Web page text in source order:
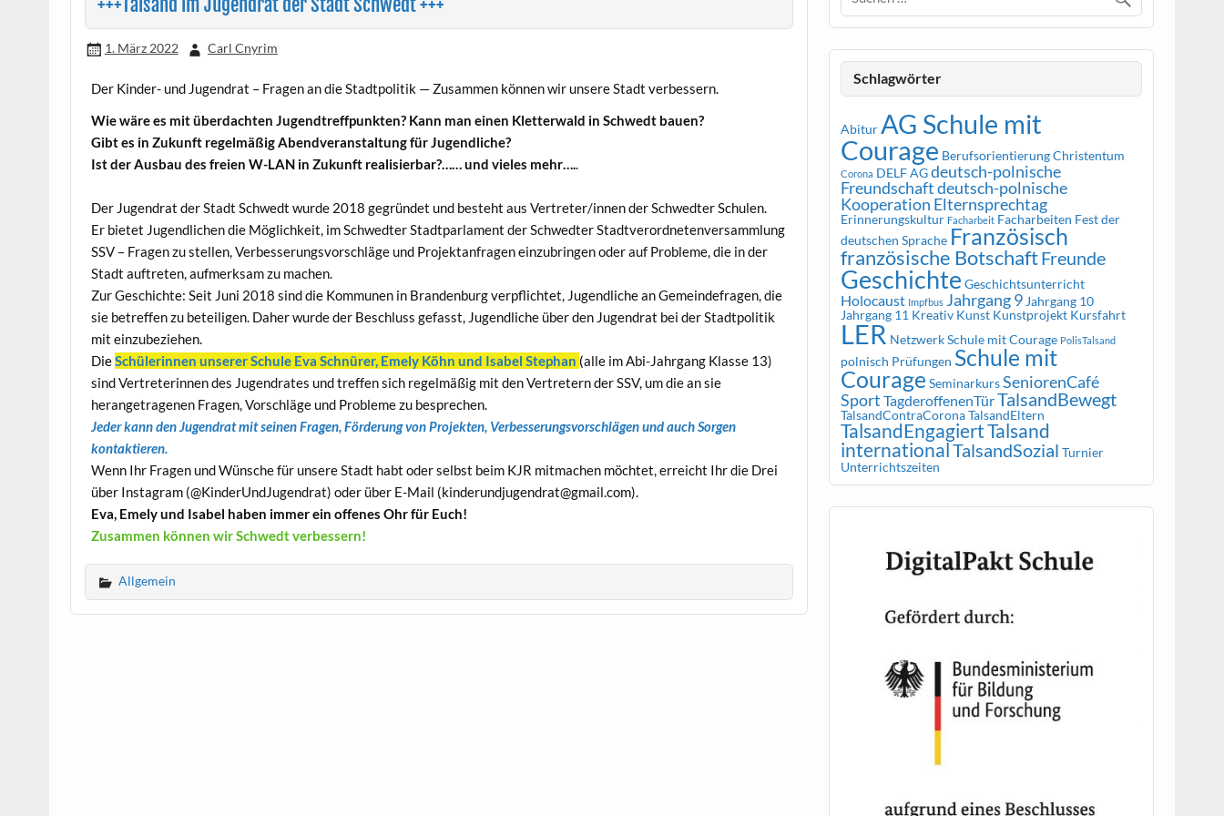
1. März 2022 Carl Cnyrim
Der Kinder- und Jugendrat – Fragen an die Stadtpolitik — Zusammen können wir unsere Stadt verbessern.
Wie wäre es mit überdachten Jugendtreffpunkten? Kann man einen Kletterwald in Schwedt bauen?
Gibt es in Zukunft regelmäßig Abendveranstaltung für Jugendliche?
Ist der Ausbau des freien W-LAN in Zukunft realisierbar?…… und vieles mehr…..
Der Jugendrat der Stadt Schwedt wurde 2018 gegründet und besteht aus Vertreter/innen der Schwedter Schulen.
Er bietet Jugendlichen die Möglichkeit, im Schwedter Stadtparlament der Schwedter Stadtverordnetenversammlung
SSV – Fragen zu stellen, Verbesserungsvorschläge und Projektanfragen einzubringen oder auf Probleme, die in der
Stadt auftreten, aufmerksam zu machen.
Zur Geschichte: Seit Juni 2018 sind die Kommunen in Brandenburg verpflichtet, Jugendliche an Gemeindefragen, die
sie betreffen zu beteiligen. Daher wurde der Beschluss gefasst, Jugendliche über den Jugendrat bei der Stadtpolitik
mit einzubeziehen.
DieSchülerinnen unserer Schule Eva Schnürer, Emely Köhn und Isabel Stephan (alle im Abi-Jahrgang Klasse 13)
sind Vertreterinnen des Jugendrates und treffen sich regelmäßig mit den Vertretern der SSV, um die an sie
herangetragenen Fragen, Vorschläge und Probleme zu besprechen.
Jeder kann den Jugendrat mit seinen Fragen, Förderung von Projekten, Verbesserungsvorschlägen und auch Sorgen
kontaktieren.
Wenn Ihr Fragen und Wünsche für unsere Stadt habt oder selbst beim KJR mitmachen möchtet, erreicht Ihr die Drei
über Instagram (@KinderUndJugendrat) oder über E-Mail (kinderundjugendrat@gmail.com).
Eva, Emely und Isabel haben immer ein offenes Ohr für Euch!
Zusammen können wir Schwedt verbessern!
Allgemein
Schlagwörter
AbiturAG Schule mit
Courage BerufsorientierungChristentum
Corona DELF AGdeutsch-polnische
Freundschaftdeutsch-polnische
Kooperation Elternsprechtag
Erinnerungskultur Facharbeit Facharbeiten Fest der
deutschen Sprache Französisch
französische BotschaftFreunde
Geschichte Geschichtsunterricht
Holocaust Impfbus Jahrgang 9 Jahrgang 10
Jahrgang 11 Kreativ Kunst Kunstprojekt Kursfahrt
LER Netzwerk Schule mit Courage PolisTalsand
polnisch Prüfungen Schule mit
Courage SeminarkursSeniorenCafé
Sport TagderoffenenTürTalsandBewegt
TalsandContraCoronaTalsandEltern
TalsandEngagiertTalsand
internationalTalsandSozial Turnier
Unterrichtszeiten